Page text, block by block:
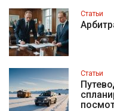
Статьи
Статьи